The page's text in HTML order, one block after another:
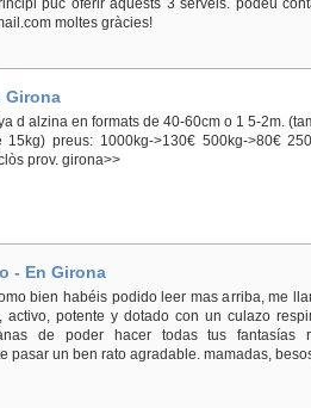
puc oferir aquests 3 serveis. podeu
moltes gràcies!
Girona
d alzina en formats de 40-60cm o 1 5-2m.
15kg) preus: 1000kg->130€ 500kg->80€
prov. girona>>
- En Girona
bien habéis podido leer mas arriba, me
activo, potente y dotado con un culazo
de poder hacer todas tus fantasías
pasar un ben rato agradable. mamadas,